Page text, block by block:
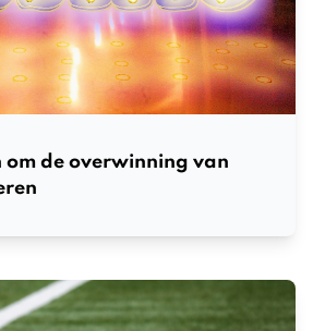
om de overwinning van